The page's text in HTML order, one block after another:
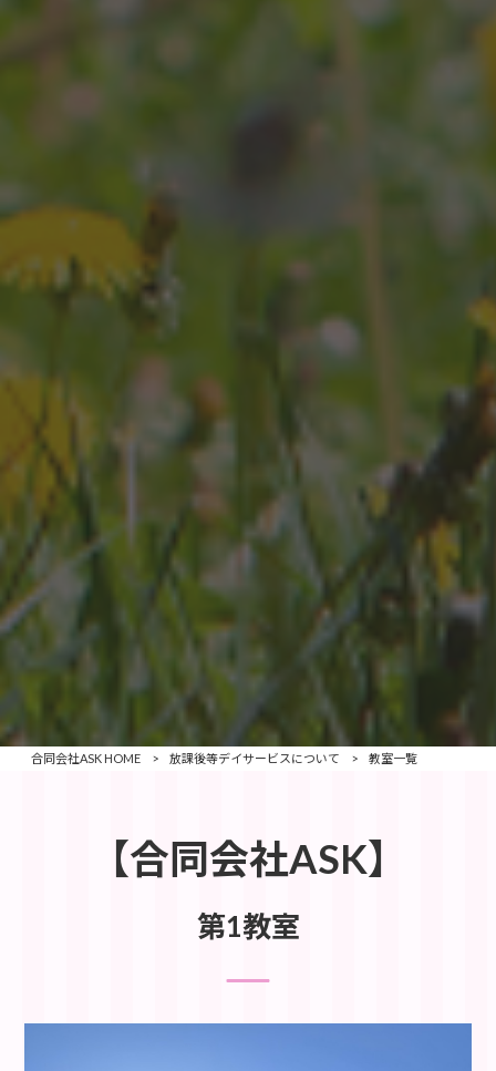
合同会社ASK HOME > 放課後等デイサービスについて > 教室一覧
【合同会社ASK】
第1教室